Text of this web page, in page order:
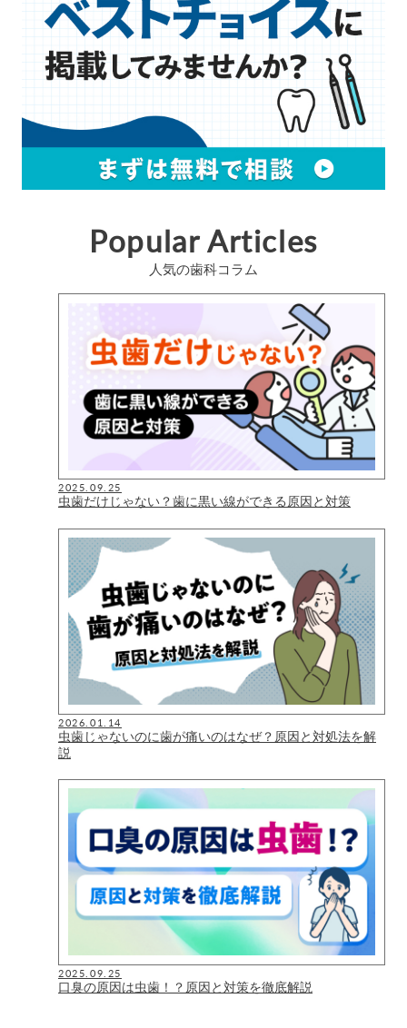
Popular Articles
人気の歯科コラム
2025.09.25
虫歯だけじゃない？歯に黒い線ができる原因と対策
2026.01.14
虫歯じゃないのに歯が痛いのはなぜ？原因と対処法を解
説
2025.09.25
口臭の原因は虫歯！？原因と対策を徹底解説